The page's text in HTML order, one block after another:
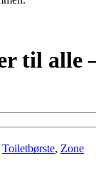
til alle
Toiletbørste, Zone